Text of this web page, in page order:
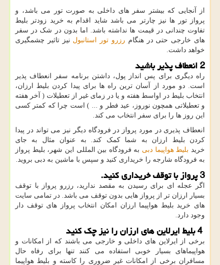
از آنجایی که بیشتر سفر های داخلی به صورت تور می باشد، و
پرواز تور ها نیز چارتر می باشد شاید اقدام به خرید زودتر بلیط
تفاوت چندانی در قیمت ها نداشته باشد. اما بدون در شک در سفر
های خارجی حتی در هنگام رزرو تور استانبول نیز تاثیر چشمگیری
خواهد داشت.
2 انعطاف پذیر باشید
راه دیگری برای پس انداز پول، داشتن برنامه سفر انعطاف پذیر
است. دو مورد از آسان ترین راه ها برای پیدا کردن بلیط ارزان،
انتخاب بلیط در اواسط هفته و یا در زمای غیر از تعطیلات ( آخر هفته
و تعطیلاتی همچون نوروز، عید فطر و ... ) است چرا که کمتر کسی
این روز ها را برای سفر انتخاب می کند.
انعطاف پذیری در مورد پرواز در فرودگاه دیگر نیز می تواند در پیدا
کردن بلیط ارزان به شما کمک کند. به عنوان مثال به جای
خرید بلیط هواپیما دبی به فرودگاه بین المللی این شهر، بلیط پرواز
به فرودگاه شارجه را خریداری کنید و سپس با ماشین به دبی بروید.
3 پرواز با توقف خریداری کنید.
اگر عجله ای برای رسیدن به مقصد ندارید، رزرو پرواز با توقف
بسیار ارزان تر از پرواز هایی بدون توقف می باشد. در تمامی سایت
های خرید بلیط هواپیما ارزان امکان انتخاب پرواز های توقف دار
وجود دارد.
4 بلیط ایرلاین های ارزان را نیز چک کنید
برخی از ایرلاین های داخلی و خارجی می باشند که از امکانات و
هواپیماهای بسیار خوبی استفاده می کنند تنها برای رفاه حال
مسافران برخی از امکانات غیر ضروری را کاسته و بلیط هواپیما